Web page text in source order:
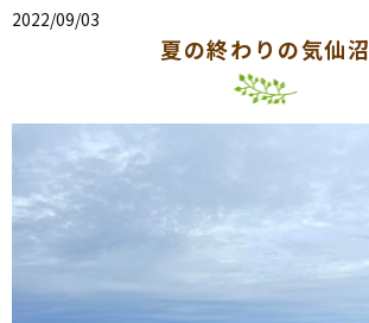
2022/09/03
夏の終わりの気仙沼